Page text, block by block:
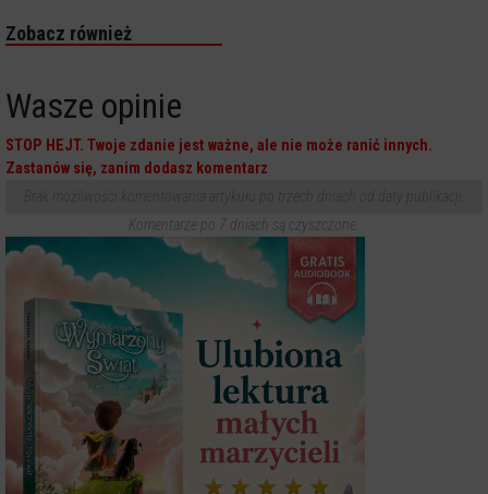
Zobacz również
Wasze opinie
STOP HEJT. Twoje zdanie jest ważne, ale nie może ranić innych.
Zastanów się, zanim dodasz komentarz
Komentarze po 7 dniach są czyszczone.